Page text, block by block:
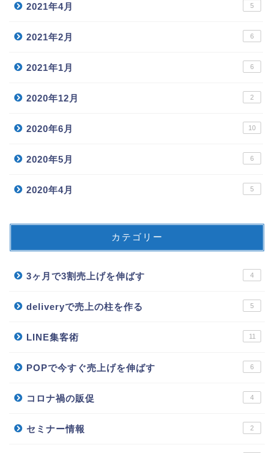
2021年4月 5
2021年2月 6
2021年1月 6
2020年12月 2
2020年6月 10
2020年5月 6
2020年4月 5
カテゴリー
3ヶ月で3割売上げを伸ばす 4
deliveryで売上の柱を作る 5
LINE集客術 11
POPで今すぐ売上げを伸ばす 6
コロナ禍の販促 4
セミナー情報 2